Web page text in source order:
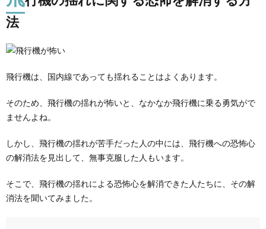
法
飛行機は、国内線であっても揺れることはよくあります。
そのため、飛行機の揺れが怖いと、なかなか飛行機に乗る勇気がで
ませんよね。
しかし、飛行機の揺れが苦手だった人の中には、飛行機への恐怖心
の解消法を見出して、無事克服した人もいます。
そこで、飛行機の揺れによる恐怖心を解消できた人たちに、その解
消法を聞いてみました。